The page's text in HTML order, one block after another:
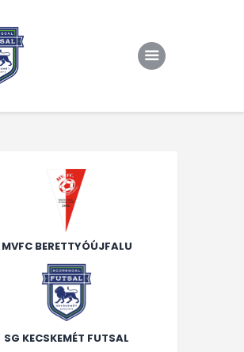
csapat
MVFC BERETTYÓÚJFALU
SG KECSKEMÉT FUTSAL